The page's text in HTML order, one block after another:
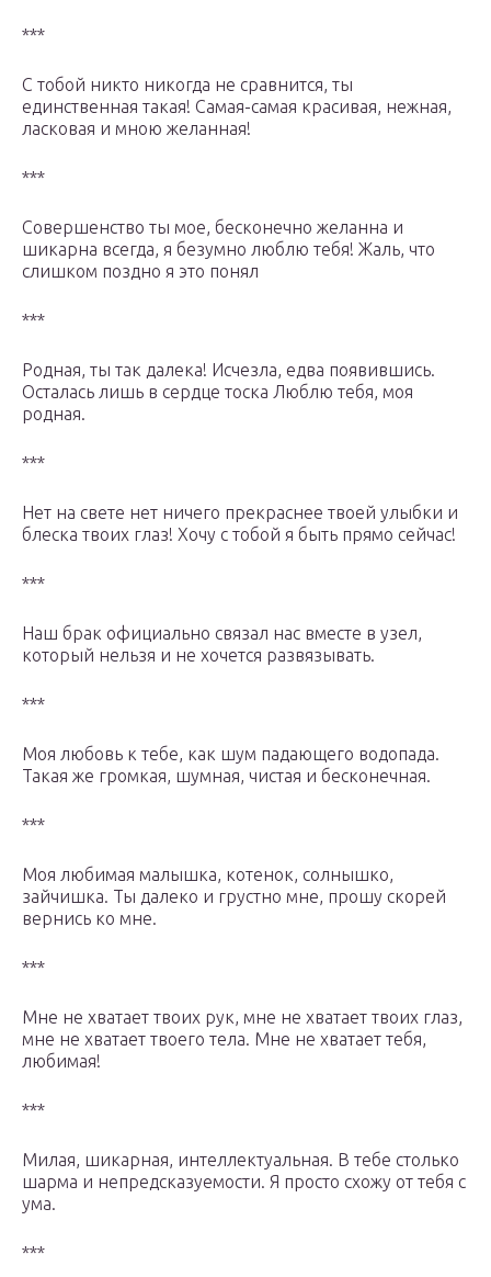
***
С тобой никто никогда не сравнится, ты
единственная такая! Самая-самая красивая, нежная,
ласковая и мною желанная!
***
Совершенство ты мое, бесконечно желанна и
шикарна всегда, я безумно люблю тебя! Жаль, что
слишком поздно я это понял
***
Родная, ты так далека! Исчезла, едва появившись.
Осталась лишь в сердце тоска Люблю тебя, моя
родная.
***
Нет на свете нет ничего прекраснее твоей улыбки и
блеска твоих глаз! Хочу с тобой я быть прямо сейчас!
***
Наш брак официально связал нас вместе в узел,
который нельзя и не хочется развязывать.
***
Моя любовь к тебе, как шум падающего водопада.
Такая же громкая, шумная, чистая и бесконечная.
***
Моя любимая малышка, котенок, солнышко,
зайчишка. Ты далеко и грустно мне, прошу скорей
вернись ко мне.
***
Мне не хватает твоих рук, мне не хватает твоих глаз,
мне не хватает твоего тела. Мне не хватает тебя,
любимая!
***
Милая, шикарная, интеллектуальная. В тебе столько
шарма и непредсказуемости. Я просто схожу от тебя с
ума.
***